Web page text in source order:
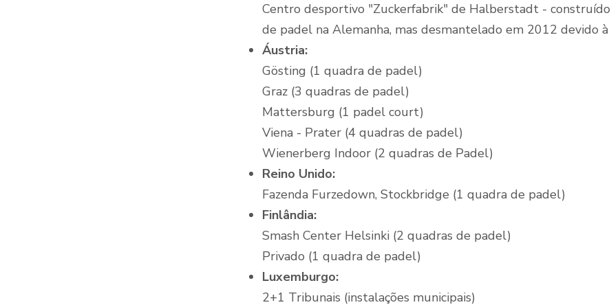
Centro desportivo "Zuckerfabrik" de Halberstadt -
de padel na Alemanha, mas desmantelado em 2012 devido
Áustria:
Gösting (1 quadra de padel)
Graz (3 quadras de padel)
Mattersburg (1 padel court)
Viena - Prater (4 quadras de padel)
Wienerberg Indoor (2 quadras de Padel)
Reino Unido:
Fazenda Furzedown, Stockbridge (1 quadra de padel)
Finlândia:
Smash Center Helsinki (2 quadras de padel)
Privado (1 quadra de padel)
Luxemburgo:
2+1 Tribunais (instalações municipais)